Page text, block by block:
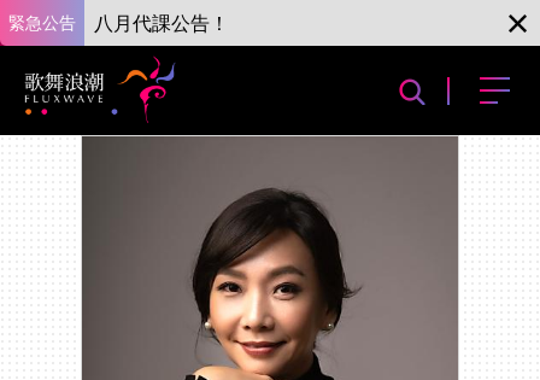
緊急公告 八月代課公告！